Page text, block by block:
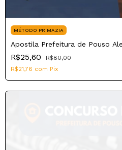
MÉTODO PRIMAZIA
Apostila Prefeitura de Pouso
R$25,60
R$80,00
R$21,76 com Pix